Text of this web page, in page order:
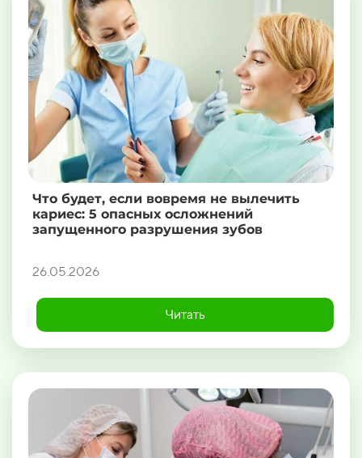
Что будет, если вовремя не вылечить
кариес: 5 опасных осложнений
запущенного разрушения зубов
26.05.2026
Читать